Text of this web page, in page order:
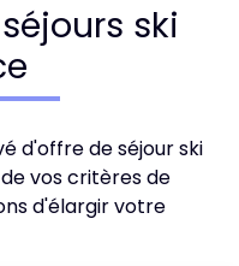
ski
d'offre de séjour ski
vos critères de
d'élargir votre